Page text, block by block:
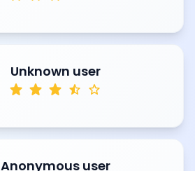
Unknown user
star star star star_half star
Anonymous user